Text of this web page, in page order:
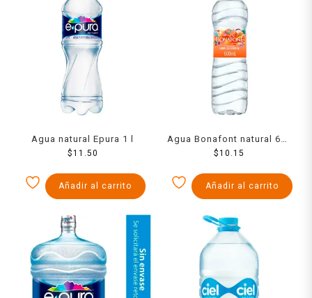
Agua natural Epura 1 l
$11.50
Añadir al carrito
Agua Bonafont natural 600
ml
$10.15
Añadir al carrito